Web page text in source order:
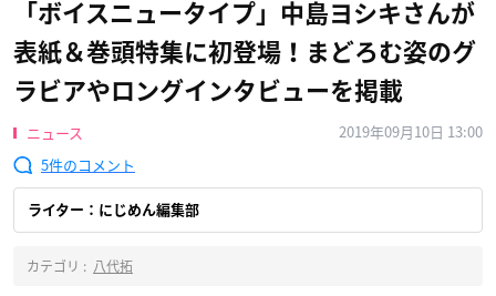
「ボイスニュータイプ」中島ヨシキさんが
表紙＆巻頭特集に初登場！まどろむ姿のグ
ラビアやロングインタビューを掲載
ニュース
2019年09月10日 13:00
5
ライター：にじめん編集部
カテゴリ : 八代拓